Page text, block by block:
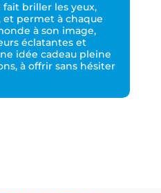
fait briller les yeux,
et permet à chaque
à son image,
éclatantes et
idée cadeau pleine
à offrir sans hésiter